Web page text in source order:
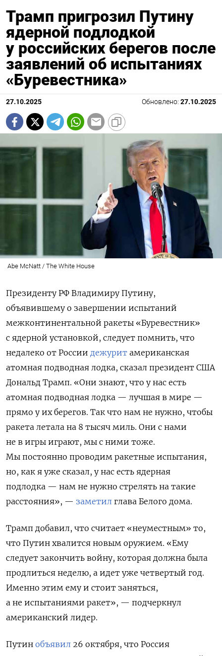
Трамп пригрозил Путину
ядерной подлодкой
у российских берегов после
заявлений об испытаниях
«Буревестника»
27.10.2025 Обновлено: 27.10.2025
Abe McNatt / The White House
Президенту РФ Владимиру Путину,
объявившему о завершении испытаний
межконтинентальной ракеты «Буревестник»
с ядерной установкой, следует помнить, что
недалеко от России дежурит американская
атомная подводная лодка, сказал президент США
Дональд Трамп. «Они знают, что у нас есть
атомная подводная лодка — лучшая в мире —
прямо у их берегов. Так что нам не нужно, чтобы
ракета летала на 8 тысяч миль. Они с нами
не в игры играют, мы с ними тоже.
Мы постоянно проводим ракетные испытания,
но, как я уже сказал, у нас есть ядерная
подлодка — нам не нужно стрелять на такие
расстояния», — заметил глава Белого дома.
Трамп добавил, что считает «неуместным» то,
что Путин хвалится новым оружием. «Ему
следует закончить войну, которая должна была
продлиться неделю, а идет уже четвертый год.
Именно этим ему и стоит заняться,
а не испытаниями ракет», — подчеркнул
американский лидер.
Путин объявил 26 октября, что Россия